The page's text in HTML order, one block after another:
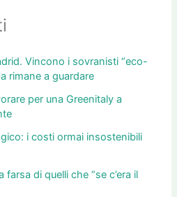
Vincono i sovranisti “eco-
rimane a guardare
per una Greenitaly a
i costi ormai insostenibili
farsa di quelli che “se c’era il